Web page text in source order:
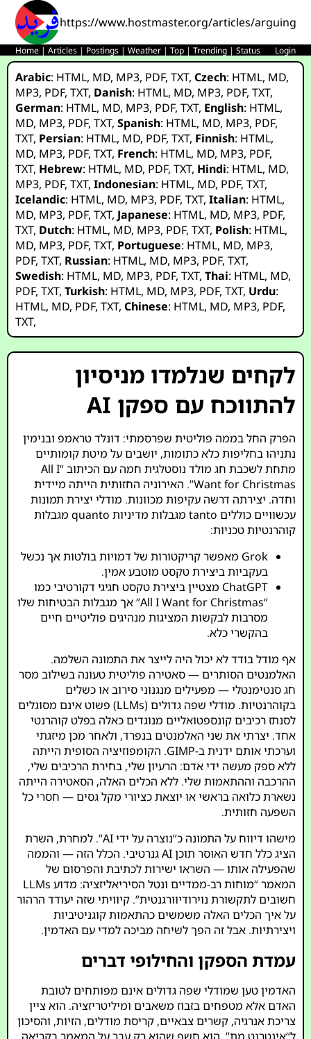
https://www.hostmaster.org/articles/
Home |Articles | Postings |Weather |Top |Trending |Status Login
Arabic: HTML, MD, MP3, PDF,TXT,Czech: HTML, MD,
MP3, PDF,TXT, Danish: HTML, MD, MP3, PDF,TXT,
German: HTML, MD, MP3, PDF,TXT, English: HTML,
MD, MP3, PDF,TXT,Spanish: HTML, MD, MP3, PDF,
TXT, Persian: HTML, MD, PDF,TXT, Finnish: HTML,
MD, MP3, PDF,TXT, French: HTML, MD, MP3, PDF,
TXT, Hebrew: HTML, MD, PDF,TXT, Hindi: HTML, MD,
MP3, PDF,TXT,Indonesian: HTML, MD, PDF,TXT,
Icelandic: HTML, MD, MP3, PDF,TXT,Italian: HTML,
MD, MP3, PDF,TXT, Japanese: HTML, MD, MP3, PDF,
TXT, Dutch: HTML, MD, MP3, PDF,TXT, Polish: HTML,
MD, MP3, PDF,TXT, Portuguese: HTML, MD, MP3,
PDF,TXT, Russian: HTML, MD, MP3, PDF,TXT,
Swedish: HTML, MD, MP3, PDF,TXT,Thai: HTML, MD,
PDF,TXT,Turkish: HTML, MD, MP3, PDF,TXT, Urdu:
HTML, MD, PDF,TXT,Chinese: HTML, MD, MP3, PDF,
TXT,
לקחים שנלמדו מניסיון
להתווכח עם ספקן AI
הפרק החל בממה פוליטית שפרסמתי: דונלד טראמפ ובנימין
נתניהו בחליפות כלא כתומות, יושבים על מיטת קומותיים
מתחת לשכבת חג מולד נוסטלגית חמה עם הכיתוב “All I
Want for Christmas”. האירוניה החזותית הייתה מיידית
וחדה. יצירתה דרשה עקיפות מכוונות. מודלי יצירת תמונות
עכשוויים כוללים tanto מגבלות מדיניות quanto מגבלות
קוהרנטיות טכניות:
Grok מאפשר קריקטורות של דמויות בולטות אך נכשל
בעקביות ביצירת טקסט מוטבע אמין.
ChatGPT מצטיין ביצירת טקסט חגיגי דקורטיבי כמו
“All I Want for Christmas” אך מגבלות הבטיחות שלו
מסרבות לבקשות המציגות מנהיגים פוליטיים חיים
בהקשרי כלא.
אף מודל בודד לא יכול היה לייצר את התמונה השלמה.
האלמנטים הסותרים — סאטירה פוליטית טעונה בשילוב מסר
חג סנטימנטלי — מפעילים מנגנוני סירוב או כשלים
בקוהרנטיות. מודלי שפה גדולים (LLMs) פשוט אינם מסוגלים
לסנתז רכיבים קונספטואליים מנוגדים כאלה בפלט קוהרנטי
אחד. יצרתי את שני האלמנטים בנפרד, ולאחר מכן מיזגתי
וערכתי אותם ידנית ב-GIMP. הקומפוזיציה הסופית הייתה
ללא ספק מעשה ידי אדם: הרעיון שלי, בחירת הרכיבים שלי,
ההרכבה וההתאמות שלי. ללא הכלים האלה, הסאטירה הייתה
נשארת כלואה בראשי או יוצאת כציורי מקל גסים — חסרי כל
השפעה חזותית.
מישהו דיווח על התמונה כ“נוצרה על ידי AI”. למחרת, השרת
הציג כלל חדש האוסר תוכן AI גנרטיבי. הכלל הזה — והממה
שהפעילה אותו — השראו ישירות לכתיבת והפרסום של
המאמר “מוחות רב-ממדיים ונטל הסיריאליזציה: מדוע LLMs
חשובים לתקשורת נוירודיוורגנטית”. קיוויתי שזה יעודד הרהור
על איך הכלים האלה משמשים כהתאמות קוגניטיביות
ויצירתיות. אבל זה הפך לשיחה מביכה למדי עם האדמין.
עמדת הספקן והחילופי דברים
האדמין טען שמודלי שפה גדולים אינם מפותחים לטובת
האדם אלא מטפחים בזבוז משאבים ומיליטריזציה. הוא ציין
צריכת אנרגיה, קשרים צבאיים, קריסת מודלים, הזיות, והסיכון